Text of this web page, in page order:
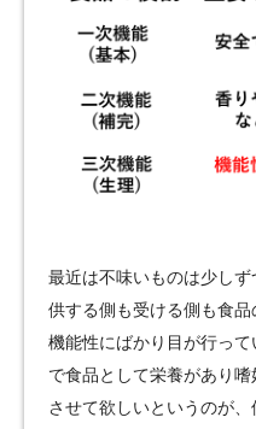
最近は不味いものは少し
供する側も受ける側も食
機能性にばかり目が行っ
で食品として栄養があり
させて欲しいというのが、